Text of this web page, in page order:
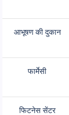
आभूषण की दुकान
फार्मेसी
फिटनेस सेंटर